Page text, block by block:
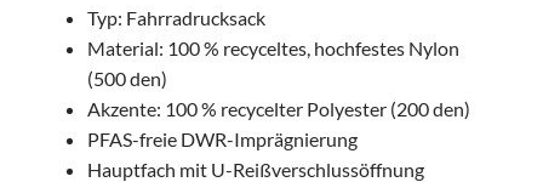
Typ: Fahrradrucksack
Material: 100 % recyceltes, hochfestes Nylon
(500 den)
Akzente: 100 % recycelter Polyester (200 den)
PFAS-freie DWR-Imprägnierung
Hauptfach mit U-Reißverschlussöffnung